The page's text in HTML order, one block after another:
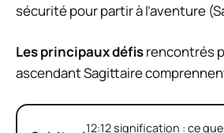
sécurité pour partir à l’aventure
Les principaux défisrencontrés
ascendant Sagittaire
12:12 signification : ce